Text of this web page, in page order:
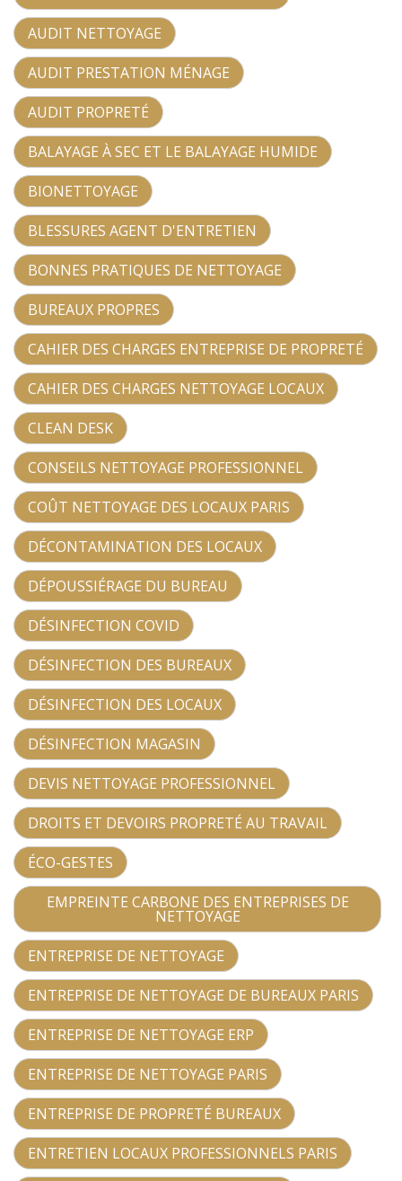
AUDIT NETTOYAGE
AUDIT PRESTATION MÉNAGE
AUDIT PROPRETÉ
BALAYAGE À SEC ET LE BALAYAGE HUMIDE
BIONETTOYAGE
BLESSURES AGENT D'ENTRETIEN
BONNES PRATIQUES DE NETTOYAGE
BUREAUX PROPRES
CAHIER DES CHARGES ENTREPRISE DE PROPRETÉ
CAHIER DES CHARGES NETTOYAGE LOCAUX
CLEAN DESK
CONSEILS NETTOYAGE PROFESSIONNEL
COÛT NETTOYAGE DES LOCAUX PARIS
DÉCONTAMINATION DES LOCAUX
DÉPOUSSIÉRAGE DU BUREAU
DÉSINFECTION COVID
DÉSINFECTION DES BUREAUX
DÉSINFECTION DES LOCAUX
DÉSINFECTION MAGASIN
DEVIS NETTOYAGE PROFESSIONNEL
DROITS ET DEVOIRS PROPRETÉ AU TRAVAIL
ÉCO-GESTES
EMPREINTE CARBONE DES ENTREPRISES DE
NETTOYAGE
ENTREPRISE DE NETTOYAGE
ENTREPRISE DE NETTOYAGE DE BUREAUX PARIS
ENTREPRISE DE NETTOYAGE ERP
ENTREPRISE DE NETTOYAGE PARIS
ENTREPRISE DE PROPRETÉ BUREAUX
ENTRETIEN LOCAUX PROFESSIONNELS PARIS